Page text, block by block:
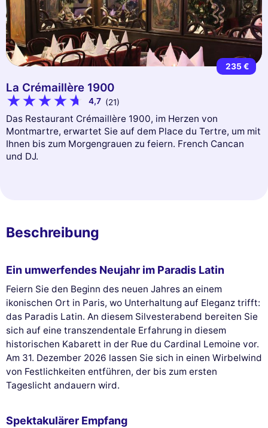
235 €
La Crémaillère 1900
4,7 (21)
Das Restaurant Crémaillère 1900, im Herzen von
Montmartre, erwartet Sie auf dem Place du Tertre, um mit
Ihnen bis zum Morgengrauen zu feiern. French Cancan
und DJ.
Beschreibung
Ein umwerfendes Neujahr im Paradis Latin
Feiern Sie den Beginn des neuen Jahres an einem
ikonischen Ort in Paris, wo Unterhaltung auf Eleganz trifft:
das Paradis Latin. An diesem Silvesterabend bereiten Sie
sich auf eine transzendentale Erfahrung in diesem
historischen Kabarett in der Rue du Cardinal Lemoine vor.
Am 31. Dezember 2026 lassen Sie sich in einen Wirbelwind
von Festlichkeiten entführen, der bis zum ersten
Tageslicht andauern wird.
Spektakulärer Empfang